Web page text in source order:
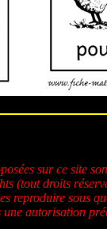
sur ce site
(tout droits
reproduire sous
une autorisation